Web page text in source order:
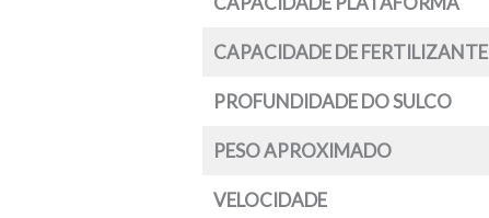
CAPACIDADE DE FERTILIZANTE
PROFUNDIDADE DO SULCO
PESO APROXIMADO
VELOCIDADE